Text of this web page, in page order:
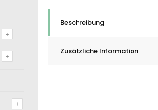
Beschreibung
Zusätzliche Information